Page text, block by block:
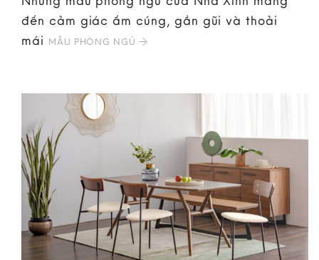
đến cảm giác ấm cúng, gần gũi và thoải
mái MẪU PHÒNG NGỦ